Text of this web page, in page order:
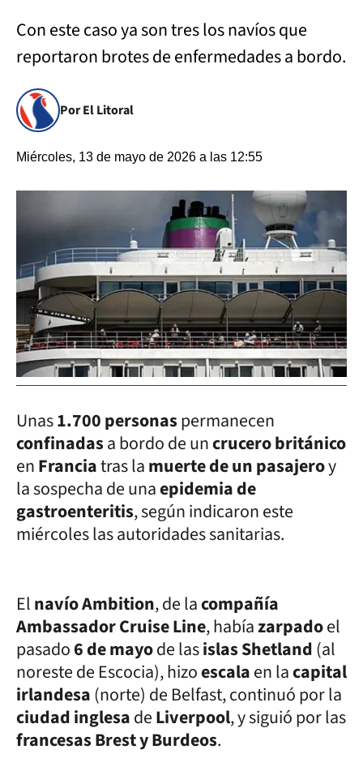
Con este caso ya son tres los navíos que
reportaron brotes de enfermedades a bordo.
Por El Litoral
Miércoles, 13 de mayo de 2026 a las 12:55
Unas1.700 personaspermanecen
confinadasa bordo de uncrucero británico
enFranciatras lamuerte de un pasajeroy
la sospecha de unaepidemia de
gastroenteritis, según indicaron este
miércoles las autoridades sanitarias.
Elnavío Ambition, de lacompañía
Ambassador Cruise Line, habíazarpadoel
pasado6 de mayode lasislas Shetland(al
noreste de Escocia), hizoescalaen lacapital
irlandesa(norte) de Belfast, continuó por la
ciudad inglesadeLiverpool, y siguió por las
francesas Brest y Burdeos.